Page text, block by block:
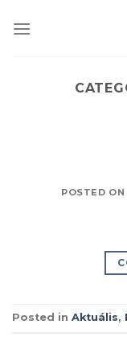
POSTED ON
Posted in Aktuális,